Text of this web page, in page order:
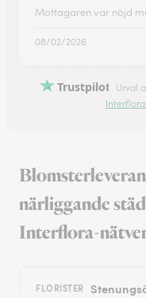
Mottagaren var nöjd
08/02/2026
Trustpilot Urval
närliggande
Interflora-
FLORISTER